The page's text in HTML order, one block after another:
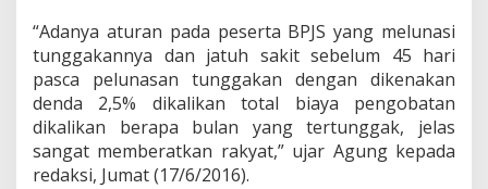
“Adanya aturan pada peserta BPJS yang melunasi
tunggakannya dan jatuh sakit sebelum 45 hari
pasca pelunasan tunggakan dengan dikenakan
denda 2,5% dikalikan total biaya pengobatan
dikalikan berapa bulan yang tertunggak, jelas
sangat memberatkan rakyat,” ujar Agung kepada
redaksi, Jumat (17/6/2016).